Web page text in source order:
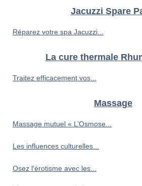
Jacuzzi Spare
Réparez votre spa Jacuzzi...
La cure thermale
Traitez efficacement vos...
Massage
Massage mutuel « L’Osmose...
Les influences culturelles...
Osez l'érotisme avec les...